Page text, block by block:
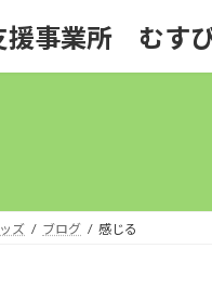
援事業所 むす
ズ ブログ 感じる